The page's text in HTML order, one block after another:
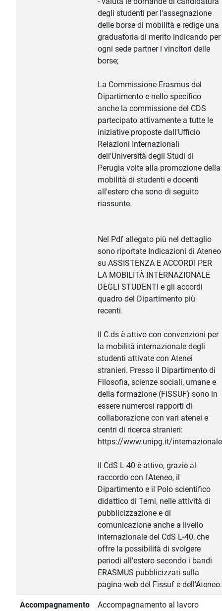
degli studenti per l'assegnazione
delle borse di mobilità e redige una
graduatoria di merito indicando per
ogni sede partner i vincitori delle
borse;
La Commissione Erasmus del
Dipartimento e nello specifico
anche la commissione del CDS
partecipato attivamente a tutte le
iniziative proposte dall'Ufficio
Relazioni Internazionali
dell'Università degli Studi di
Perugia volte alla promozione della
mobilità di studenti e docenti
all'estero che sono di seguito
riassunte.
Nel Pdf allegato più nel dettaglio
sono riportate Indicazioni di Ateneo
su ASSISTENZA E ACCORDI PER
LA MOBILITÀ INTERNAZIONALE
DEGLI STUDENTI e gli accordi
quadro del Dipartimento più
recenti.
Il C.ds è attivo con convenzioni per
la mobilità internazionale degli
studenti attivate con Atenei
stranieri. Presso il Dipartimento di
Filosofia, scienze sociali, umane e
della formazione (FISSUF) sono in
essere numerosi rapporti di
collaborazione con vari atenei e
centri di ricerca stranieri:
https://www.unipg.it/internazionale
Il CdS L-40 è attivo, grazie al
raccordo con l'Ateneo, il
Dipartimento e il Polo scientifico
didattico di Terni, nelle attività di
pubblicizzazione e di
comunicazione anche a livello
internazionale del CdS L-40, che
offre la possibilità di svolgere
periodi all'estero secondo i bandi
ERASMUS pubblicizzati sulla
pagina web del Fissuf e dell'Ateneo.
Accompagnamento
Accompagnamento al lavoro